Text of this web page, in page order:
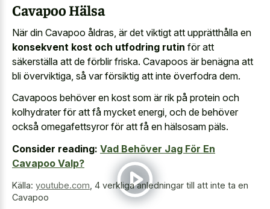
Cavapoo Hälsa
När din Cavapoo åldras, är det viktigt att upprätthålla en
konsekvent kost och utfodring rutin för att
säkerställa att de förblir friska. Cavapoos är benägna att
bli överviktiga, så var försiktig att inte överfodra dem.
Cavapoos behöver en kost som är rik på protein och
kolhydrater för att få mycket energi, och de behöver
också omegafettsyror för att få en hälsosam päls.
Consider reading: Vad Behöver Jag För En
Cavapoo Valp?
Källa: youtube.com 4 verkliga anledningar till att inte ta en
Cavapoo